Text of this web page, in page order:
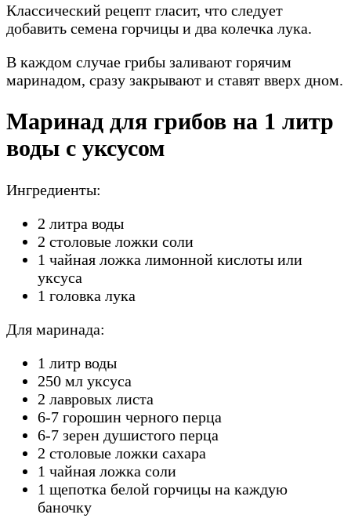
Классический рецепт гласит, что следует
добавить семена горчицы и два колечка лука.
В каждом случае грибы заливают горячим
маринадом, сразу закрывают и ставят вверх дном.
Маринад для грибов на 1 литр
воды с уксусом
Ингредиенты:
2 литра воды
2 столовые ложки соли
1 чайная ложка лимонной кислоты или
уксуса
1 головка лука
Для маринада:
1 литр воды
250 мл уксуса
2 лавровых листа
6-7 горошин черного перца
6-7 зерен душистого перца
2 столовые ложки сахара
1 чайная ложка соли
1 щепотка белой горчицы на каждую
баночку